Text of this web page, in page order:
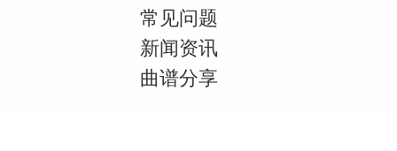
常见问题
新闻资讯
曲谱分享